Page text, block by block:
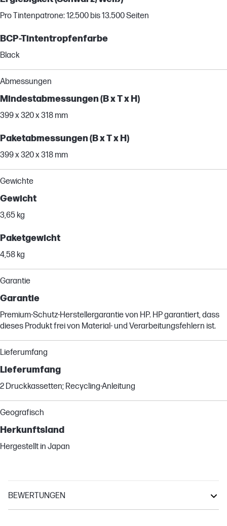
Pro Tintenpatrone: 12.500 bis 13.500 Seiten
BCP-Tintentropfenfarbe
Black
Abmessungen
Mindestabmessungen (B x T x H)
399 x 320 x 318 mm
Paketabmessungen (B x T x H)
399 x 320 x 318 mm
Gewichte
Gewicht
3,65 kg
Paketgewicht
4,58 kg
Garantie
Garantie
Premium-Schutz-Herstellergarantie von HP. HP garantiert, dass
dieses Produkt frei von Material- und Verarbeitungsfehlern ist.
Lieferumfang
Lieferumfang
2 Druckkassetten; Recycling-Anleitung
Geografisch
Herkunftsland
Hergestellt in Japan
BEWERTUNGEN
LaserJet Pro